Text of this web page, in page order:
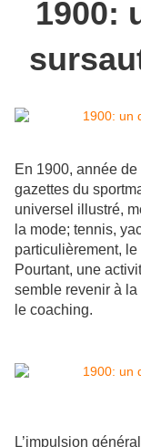
1900:
En 1900, année
gazettes du
universel illustré,
la mode; tennis,
particulièrement,
Pourtant, une
semble revenir à
le coaching.
L’impulsion